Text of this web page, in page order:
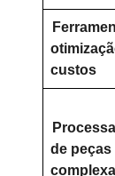
custos
de peças